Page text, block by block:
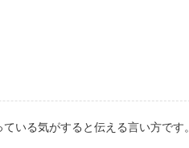
いる気がすると伝える言い方です。